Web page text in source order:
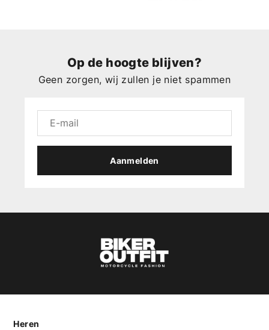
Op de hoogte blijven?
Geen zorgen, wij zullen je niet spammen
Aanmelden
Heren